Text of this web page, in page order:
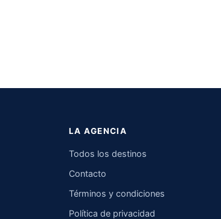
LA AGENCIA
Todos los destinos
Contacto
Términos y condiciones
Política de privacidad